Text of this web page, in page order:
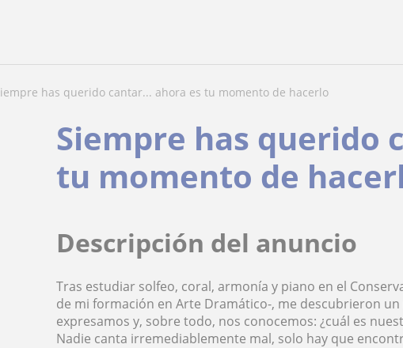
siempre has querido cantar... ahora es tu momento de hacerlo
Siempre has querido
tu momento de
Descripción del anuncio
Tras estudiar solfeo, coral, armonía y piano en el
de mi formación en Arte Dramático-, me descubrieron
expresamos y, sobre todo, nos conocemos: ¿cuál es
Nadie canta irremediablemente mal, solo hay que